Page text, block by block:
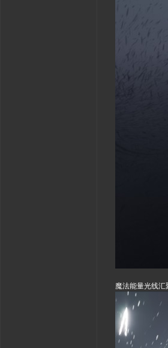
魔法能量光线